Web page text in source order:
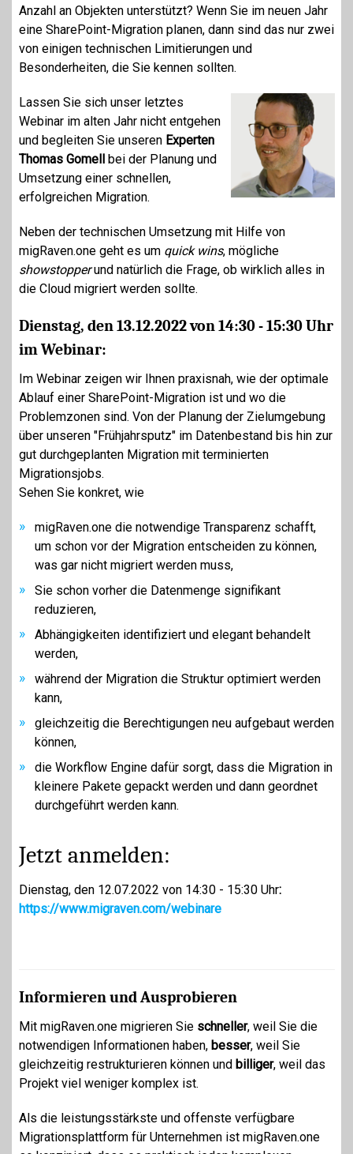
Anzahl an Objekten unterstützt? Wenn Sie im neuen Jahr
eine SharePoint-Migration planen, dann sind das nur zwei
von einigen technischen Limitierungen und
Besonderheiten, die Sie kennen sollten.
Lassen Sie sich unser letztes
Webinar im alten Jahr nicht entgehen
und begleiten Sie unseren Experten
Thomas Gomell bei der Planung und
Umsetzung einer schnellen,
erfolgreichen Migration.
Neben der technischen Umsetzung mit Hilfe von
migRaven.one geht es um quick wins, mögliche
showstopperund natürlich die Frage, ob wirklich alles in
die Cloud migriert werden sollte.
Dienstag, den 13.12.2022 von 14:30 - 15:30 Uhr
im Webinar:
Im Webinar zeigen wir Ihnen praxisnah, wie der optimale
Ablauf einer SharePoint-Migration ist und wo die
Problemzonen sind. Von der Planung der Zielumgebung
über unseren "Frühjahrsputz" im Datenbestand bis hin zur
gut durchgeplanten Migration mit terminierten
Migrationsjobs.
Sehen Sie konkret, wie
migRaven.one die notwendige Transparenz schafft,
um schon vor der Migration entscheiden zu können,
was gar nicht migriert werden muss,
Sie schon vorher die Datenmenge signifikant
reduzieren,
Abhängigkeiten identifiziert und elegant behandelt
werden,
während der Migration die Struktur optimiert werden
kann,
gleichzeitig die Berechtigungen neu aufgebaut werden
können,
die Workflow Engine dafür sorgt, dass die Migration in
kleinere Pakete gepackt werden und dann geordnet
durchgeführt werden kann.
Jetzt anmelden:
Dienstag, den 12.07.2022 von 14:30 - 15:30 Uhr:
https://www.migraven.com/webinare
Informieren und Ausprobieren
Mit migRaven.one migrieren Sie schneller, weil Sie die
notwendigen Informationen haben, besser, weil Sie
gleichzeitig restrukturieren können und billiger, weil das
Projekt viel weniger komplex ist.
Als die leistungsstärkste und offenste verfügbare
Migrationsplattform für Unternehmen ist migRaven.one